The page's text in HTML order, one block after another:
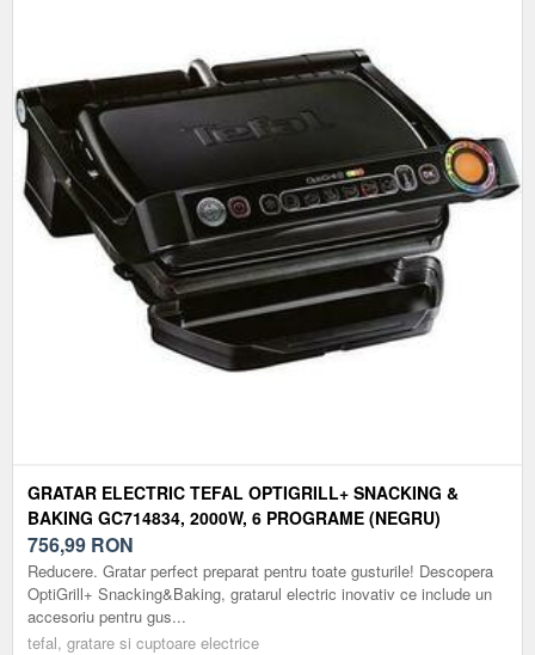
GRATAR ELECTRIC TEFAL OPTIGRILL+ SNACKING &
BAKING GC714834, 2000W, 6 PROGRAME (NEGRU)
756,99 RON
Reducere. Gratar perfect preparat pentru toate gusturile! Descopera
OptiGrill+ Snacking&Baking, gratarul electric inovativ ce include un
accesoriu pentru gus...
tefal, gratare si cuptoare electrice